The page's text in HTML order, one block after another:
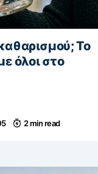
Το
όλοι στο
2 min read